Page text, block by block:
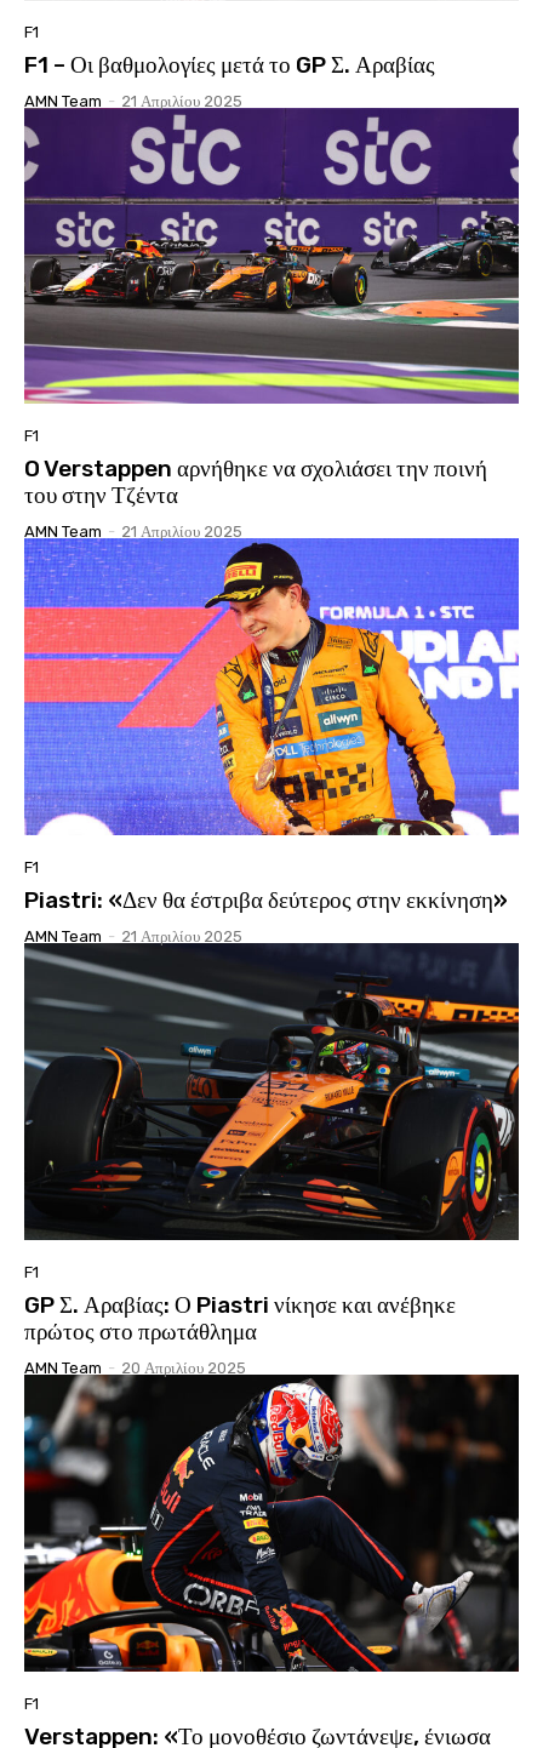
F1
F1 – Οι βαθμολογίες μετά το GP Σ. Αραβίας
AMN Team - 21 Απριλίου 2025
F1
O Verstappen αρνήθηκε να σχολιάσει την ποινή
του στην Τζέντα
AMN Team - 21 Απριλίου 2025
F1
Piastri: «Δεν θα έστριβα δεύτερος στην εκκίνηση»
AMN Team - 21 Απριλίου 2025
F1
GP Σ. Αραβίας: Ο Piastri νίκησε και ανέβηκε
πρώτος στο πρωτάθλημα
AMN Team - 20 Απριλίου 2025
F1
Verstappen: «Το μονοθέσιο ζωντάνεψε, ένιωσα